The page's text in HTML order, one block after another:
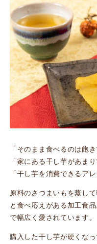
「そのまま食べるのは飽
「家にある干し芋があま
「干し芋を消費できるア
原料のさつまいもを蒸し
と食べ応えがある加工食
で幅広く愛されています。
購入した干し芋が硬くな